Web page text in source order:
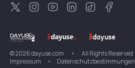
DayuseNeuseeland
DayuseTürkei
©2026dayuse.com •
All Rights Reserved
Impressum
• Datenschutzbestimmungen